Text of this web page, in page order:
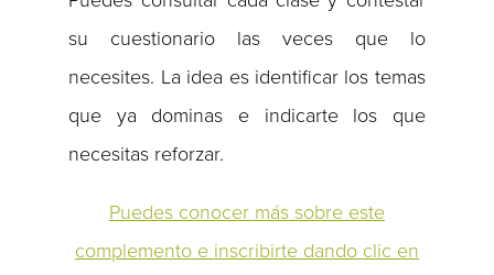
su cuestionario las veces que lo
necesites. La idea es identificar los temas
que ya dominas e indicarte los que
necesitas reforzar.
Puedes conocer más sobre este
complemento e inscribirte dando clic en